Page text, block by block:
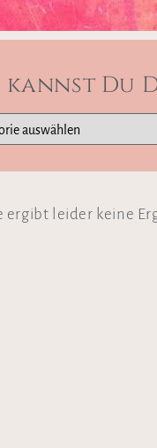
kannst Du
ergibt leider keine